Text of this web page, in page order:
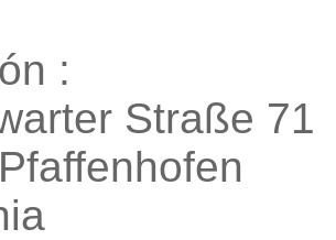
:
Straße 71